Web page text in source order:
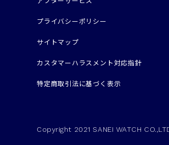
プライバシーポリシー
サイトマップ
カスタマーハラスメント対応指針
特定商取引法に基づく表示
Copyright 2021 SANEI WATCH